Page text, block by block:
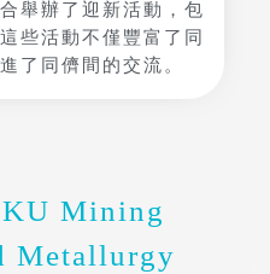
舉辦了迎新活動，包
些活動不僅豐富了同
了同儕間的交流。
Mining
Metallurgy